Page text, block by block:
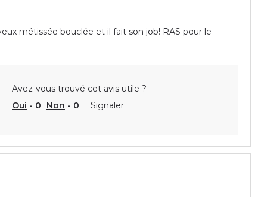
métissée bouclée et il fait son job! RAS pour le
Avez-vous trouvé cet avis utile ?
Oui - 0 Non - 0 Signaler